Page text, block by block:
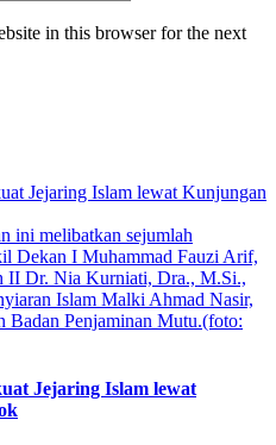
in this browser for the next
ini melibatkan sejumlah
Dekan I Muhammad Fauzi Arif,
II Dr. Nia Kurniati, Dra., M.Si.,
Islam Malki Ahmad Nasir,
Badan Penjaminan Mutu.(foto:
Jejaring Islam lewat